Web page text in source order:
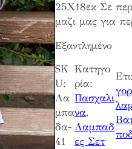
25Χ18εκ Σε
μαζι μας για
Εξαντλημένο
SK
U:
Λα
μπα
δα-
41
Κατηγο
ρία:
Πασχαλι
να
Λαμπαδ
ες Σετ